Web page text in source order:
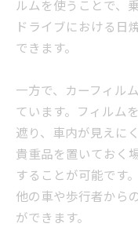
ルムを使うことで、
ドライブにおける日
できます。
一方で、カーフィル
ています。フィルム
遮り、車内が見えに
貴重品を置いておく
することが可能です
他の車や歩行者から
ができます。